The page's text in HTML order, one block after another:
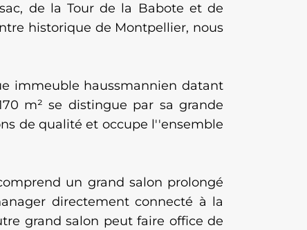
de la Tour de la Babote et de
historique de Montpellier, nous
immeuble haussmannien datant
m² se distingue par sa grande
de qualité et occupe l''ensemble
un grand salon prolongé
directement connecté à la
grand salon peut faire office de